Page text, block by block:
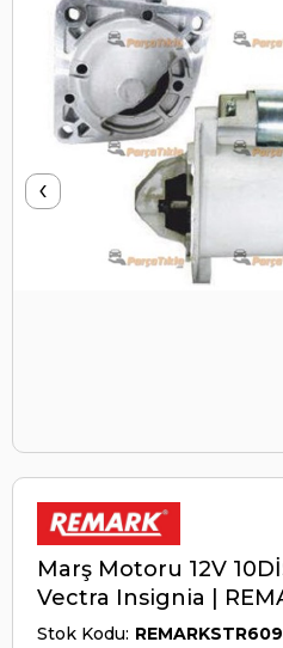
‹
Marş Motoru 12V
Vectra Insignia |
Stok Kodu